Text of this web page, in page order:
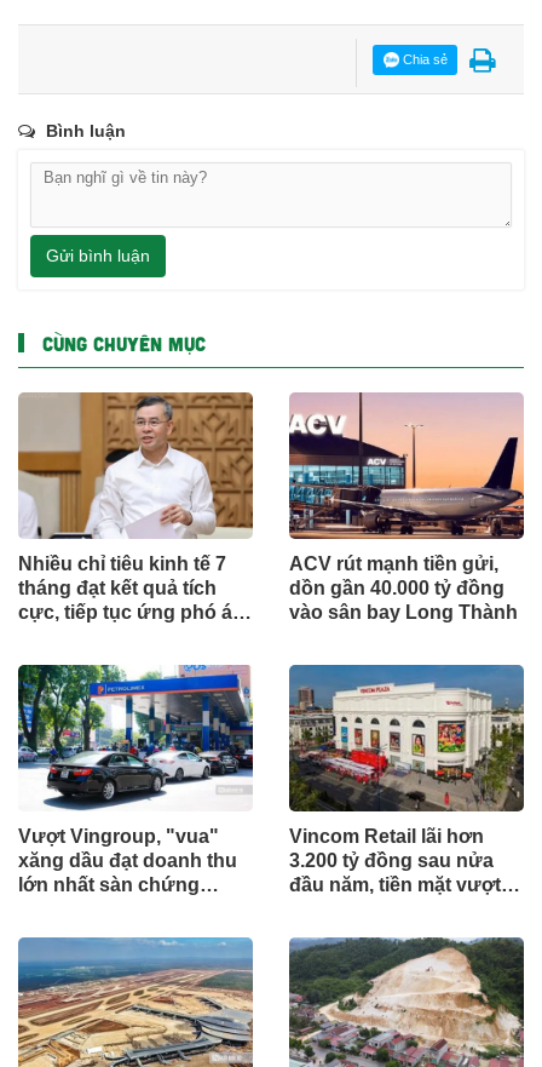
Chia sẻ
Bình luận
Gửi bình luận
CÙNG CHUYÊN MỤC
Nhiều chỉ tiêu kinh tế 7
tháng đạt kết quả tích
cực, tiếp tục ứng phó áp
ACV rút mạnh tiền gửi,
dồn gần 40.000 tỷ đồng
vào sân bay Long Thành
Vượt Vingroup, "vua"
xăng dầu đạt doanh thu
lớn nhất sàn chứng
Vincom Retail lãi hơn
3.200 tỷ đồng sau nửa
đầu năm, tiền mặt vượt